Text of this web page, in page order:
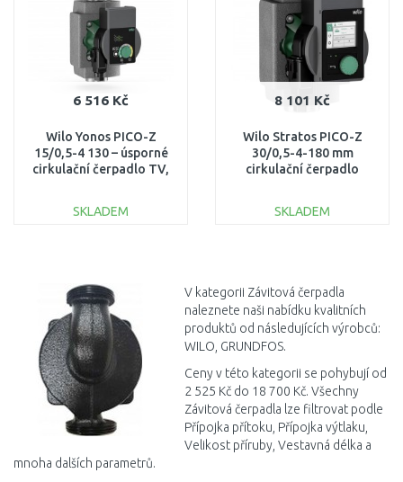
6 516 Kč
Wilo Yonos PICO-Z
15/0,5-4 130 – úsporné
cirkulační čerpadlo TV,
SKLADEM
Porovnat
8 101 Kč
Wilo Stratos PICO-Z
30/0,5-4-180 mm
cirkulační čerpadlo
SKLADEM
V kategorii Závitová čerpadla
naleznete naši nabídku kvalitních
produktů od následujících výrobců:
WILO, GRUNDFOS.
Ceny v této kategorii se pohybují od
2 525 Kč do 18 700 Kč. Všechny
Závitová čerpadla lze filtrovat podle
Přípojka přítoku, Přípojka výtlaku,
Velikost příruby, Vestavná délka a
mnoha dalších parametrů.